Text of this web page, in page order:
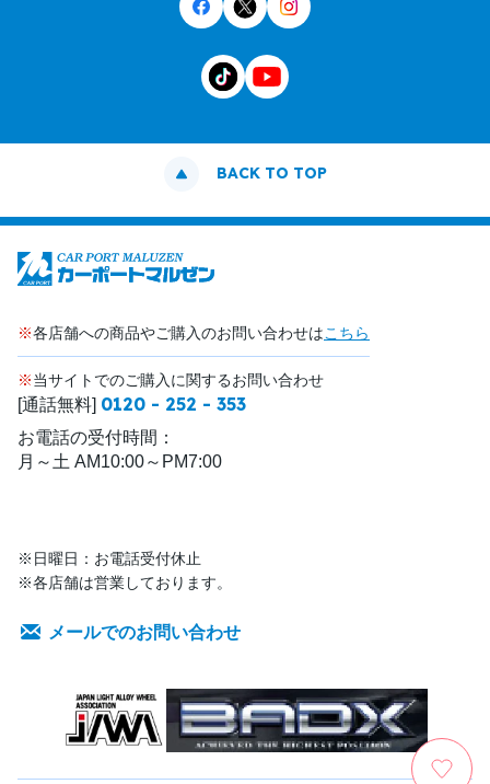
BACK TO TOP
※各店舗への商品やご購入のお問い合わせはこちら
※当サイトでのご購入に関するお問い合わせ
[通話無料] 0120 - 252 - 353
お電話の受付時間：
月～土 AM10:00～PM7:00
※日曜日：お電話受付休止
※各店舗は営業しております。
メールでのお問い合わせ